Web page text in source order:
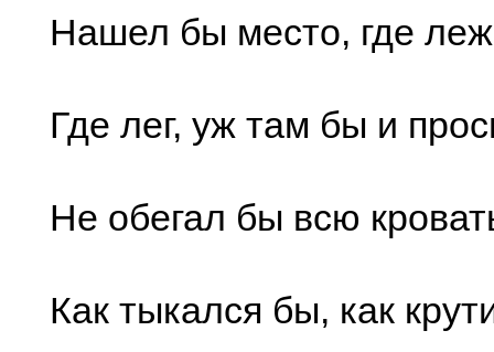
Нашел бы место, где
Где лег, уж там бы и
Не обегал бы всю
Как тыкался бы, как